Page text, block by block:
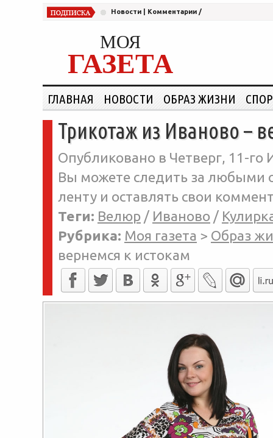
Новости Комментарии /
МОЯ
ГАЗЕТА
ГЛАВНАЯ НОВОСТИ ОБРАЗ ЖИЗНИ
Трикотаж из Иваново –
Опубликовано в Четверг, 11-го
Вы можете следить за любыми
ленту и оставлять свои
Теги: Велюр / Иваново /
Рубрика: Моя газета > Образ
вернемся к истокам